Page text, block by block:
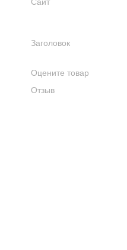
Заголовок
Оцените товар
Отзыв